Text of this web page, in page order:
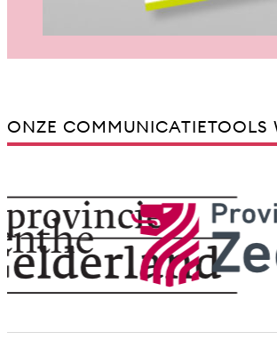
ONZE COMMUNICATIETOOLS